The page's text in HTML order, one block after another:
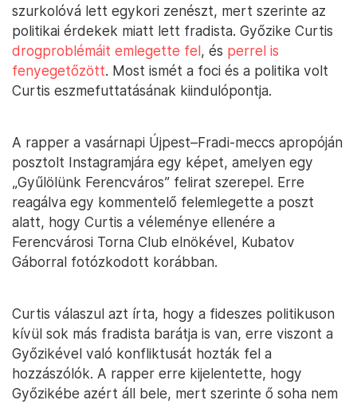
szurkolóvá lett egykori zenészt, mert szerinte az
politikai érdekek miatt lett fradista. Győzike Curtis
drogproblémáit emlegette fel, és perrel is
fenyegetőzött. Most ismét a foci és a politika volt
Curtis eszmefuttatásának kiindulópontja.
A rapper a vasárnapi Újpest–Fradi-meccs apropóján
posztolt Instagramjára egy képet, amelyen egy
„Gyűlölünk Ferencváros” felirat szerepel. Erre
reagálva egy kommentelő felemlegette a poszt
alatt, hogy Curtis a véleménye ellenére a
Ferencvárosi Torna Club elnökével, Kubatov
Gáborral fotózkodott korábban.
Curtis válaszul azt írta, hogy a fideszes politikuson
kívül sok más fradista barátja is van, erre viszont a
Győzikével való konfliktusát hozták fel a
hozzászólók. A rapper erre kijelentette, hogy
Győzikébe azért áll bele, mert szerinte ő soha nem